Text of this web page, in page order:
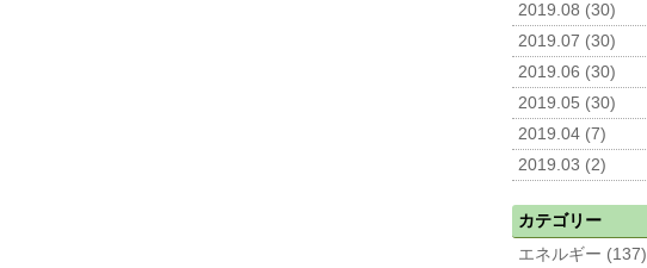
2019.08 (30)
2019.07 (30)
2019.06 (30)
2019.05 (30)
2019.04 (7)
2019.03 (2)
カテゴリー
エネルギー (137)